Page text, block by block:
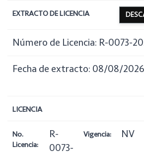
EXTRACTO DE LICENCIA
Número de Licencia: R-0073-
Fecha de extracto: 08/08/
LICENCIA
No.
Licencia:
R-
0073-
Vigencia: NV